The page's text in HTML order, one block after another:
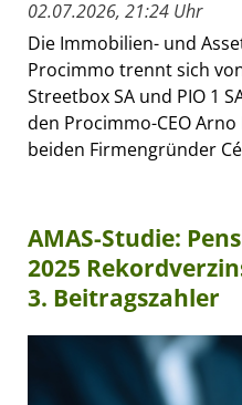
02.07.2026, 21:24 Uhr
Die Immobilien- und
Procimmo trennt sich
Streetbox SA und PIO 1
den Procimmo-CEO
beiden Firmengründer
AMAS-Studie:
2025
3. Beitragszahler